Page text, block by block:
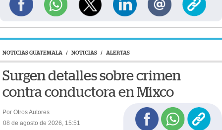
NOTICIAS GUATEMALA / NOTICIAS / ALERTAS
Surgen detalles sobre crimen
contra conductora en Mixco
Por Otros Autores
08 de agosto de 2026, 15:51